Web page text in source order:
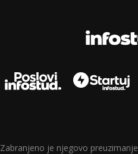
Zabranjeno je njegovo